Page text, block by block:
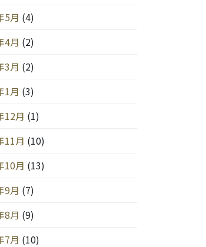
5月 (4)
4月 (2)
3月 (2)
1月 (3)
12月 (1)
11月 (10)
10月 (13)
9月 (7)
8月 (9)
7月 (10)